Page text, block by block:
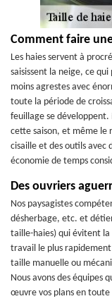
Comment faire
Les haies servent à
saisissent la neige, ce
moins agrestes avec
toute la période de
feuillage se
cette saison, et même le
cisaille et des outils avec
économie de temps
Des ouvriers
Nos paysagistes
désherbage, etc. et
taille-haies) qui évitent
travail le plus rapidement
taille manuelle ou
Nous avons des équipes
œuvre vos plans en